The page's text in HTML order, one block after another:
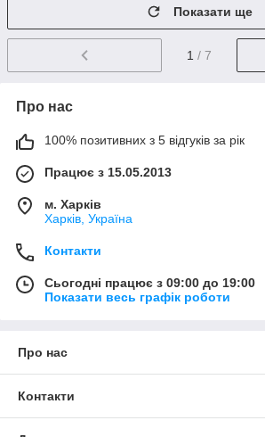
Показати ще
1 / 7
Про нас
100% позитивних з 5 відгуків за рік
Працює з 15.05.2013
м. Харків
Харків, Україна
Контакти
Сьогодні працює з 09:00 до 19:00
Показати весь графік роботи
Про нас
Контакти